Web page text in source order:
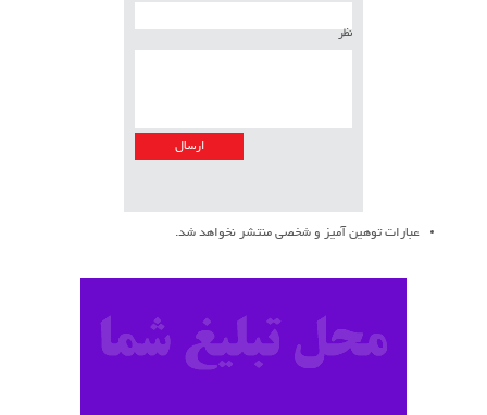
نظر
عبارات توهین آمیز و شخصی منتشر نخواهد شد.